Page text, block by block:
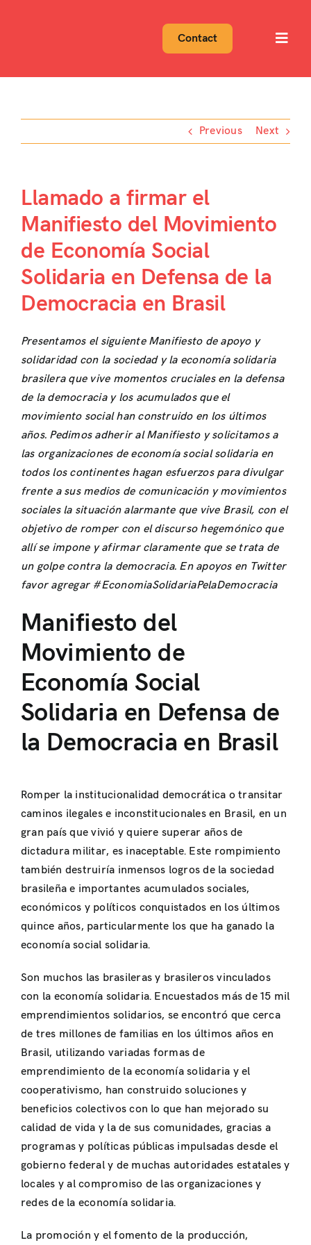
Contact
Previous Next
Llamado a firmar el
Manifiesto del Movimiento
de Economía Social
Solidaria en Defensa de la
Democracia en Brasil
Presentamos el siguiente Manifiesto de apoyo y
solidaridad con la sociedad y la economía solidaria
brasilera que vive momentos cruciales en la defensa
de la democracia y los acumulados que el
movimiento social han construido en los últimos
años. Pedimos adherir al Manifiesto y solicitamos a
las organizaciones de economía social solidaria en
todos los continentes hagan esfuerzos para divulgar
frente a sus medios de comunicación y movimientos
sociales la situación alarmante que vive Brasil, con el
objetivo de romper con el discurso hegemónico que
allí se impone y afirmar claramente que se trata de
un golpe contra la democracia. En apoyos en Twitter
favor agregar #EconomiaSolidariaPelaDemocracia
Manifiesto del
Movimiento de
Economía Social
Solidaria en Defensa de
la Democracia en Brasil
Romper la institucionalidad democrática o transitar
caminos ilegales e inconstitucionales en Brasil, en un
gran país que vivió y quiere superar años de
dictadura militar, es inaceptable. Este rompimiento
también destruiría inmensos logros de la sociedad
brasileña e importantes acumulados sociales,
económicos y políticos conquistados en los últimos
quince años, particularmente los que ha ganado la
economía social solidaria.
Son muchos las brasileras y brasileros vinculados
con la economía solidaria. Encuestados más de 15 mil
emprendimientos solidarios, se encontró que cerca
de tres millones de familias en los últimos años en
Brasil, utilizando variadas formas de
emprendimiento de la economía solidaria y el
cooperativismo, han construido soluciones y
beneficios colectivos con lo que han mejorado su
calidad de vida y la de sus comunidades, gracias a
programas y políticas públicas impulsadas desde el
gobierno federal y de muchas autoridades estatales y
locales y al compromiso de las organizaciones y
redes de la economía solidaria.
La promoción y el fomento de la producción,